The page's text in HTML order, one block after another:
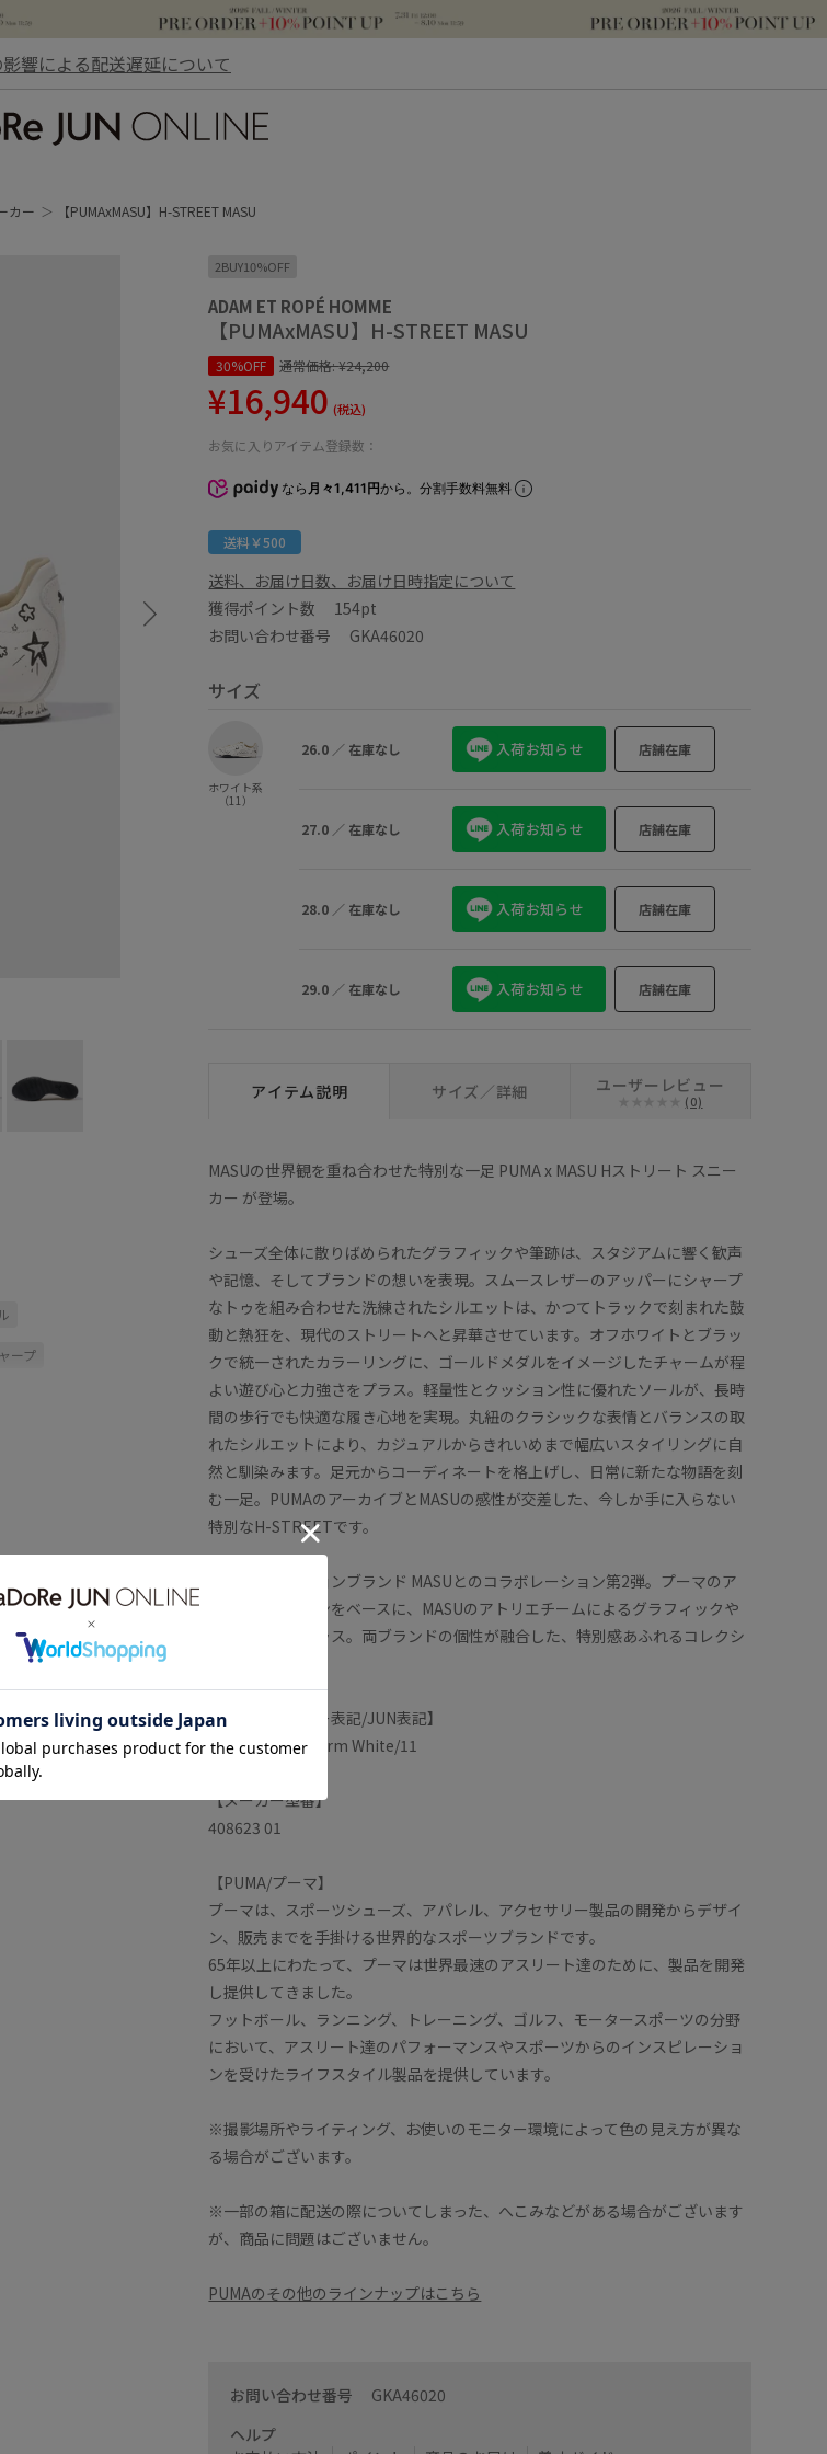
響による配送遅延について
カー 【PUMAxMASU】H-STREET MASU
ープ
2BUY10%OFF
ADAM ET ROPÉ HOMME
【PUMAxMASU】H-STREET MASU
30%OFF 通常価格:¥24,200
¥16,940 (税込)
お気に入りアイテム登録数：
なら 月々1,411円から。分割手数料無料
送料￥500
送料、お届け日数、お届け日時指定について
獲得ポイント数 154pt
お問い合わせ番号 GKA46020
サイズ
ホワイト系
（11）
26.0 ／ 在庫なし 入荷お知らせ 店舗在庫
27.0 ／ 在庫なし 入荷お知らせ 店舗在庫
28.0 ／ 在庫なし 入荷お知らせ 店舗在庫
29.0 ／ 在庫なし 入荷お知らせ 店舗在庫
アイテム説明 サイズ／詳細 ユーザーレビュー
(0)
MASUの世界観を重ね合わせた特別な一足 PUMA x MASU Hストリート スニー
カー が登場。
シューズ全体に散りばめられたグラフィックや筆跡は、スタジアムに響く歓声
や記憶、そしてブランドの想いを表現。スムースレザーのアッパーにシャープ
なトゥを組み合わせた洗練されたシルエットは、かつてトラックで刻まれた鼓
動と熱狂を、現代のストリートへと昇華させています。オフホワイトとブラッ
クで統一されたカラーリングに、ゴールドメダルをイメージしたチャームが程
よい遊び心と力強さをプラス。軽量性とクッション性に優れたソールが、長時
間の歩行でも快適な履き心地を実現。丸紐のクラシックな表情とバランスの取
れたシルエットにより、カジュアルからきれいめまで幅広いスタイリングに自
然と馴染みます。足元からコーディネートを格上げし、日常に新たな物語を刻
む一足。PUMAのアーカイブとMASUの感性が交差した、今しか手に入らない
特別なH-STREETです。
日本発ファッションブランド MASUとのコラボレーション第2弾。プーマのア
ーカイブデザインをベースに、MASUのアトリエチームによるグラフィックや
メッセージをプラス。両ブランドの個性が融合した、特別感あふれるコレクシ
【メーカーカラー表記/JUN表記】
Warm White-Warm White/11
【メーカー型番】
408623 01
【PUMA/プーマ】
プーマは、スポーツシューズ、アパレル、アクセサリー製品の開発からデザイ
ン、販売までを手掛ける世界的なスポーツブランドです。
65年以上にわたって、プーマは世界最速のアスリート達のために、製品を開発
し提供してきました。
フットボール、ランニング、トレーニング、ゴルフ、モータースポーツの分野
において、アスリート達のパフォーマンスやスポーツからのインスピレーショ
ンを受けたライフスタイル製品を提供しています。
※撮影場所やライティング、お使いのモニター環境によって色の見え方が異な
る場合がございます。
※一部の箱に配送の際についてしまった、へこみなどがある場合がございます
が、商品に問題はございません。
PUMAのその他のラインナップはこちら
お問い合わせ番号 GKA46020
ヘルプ